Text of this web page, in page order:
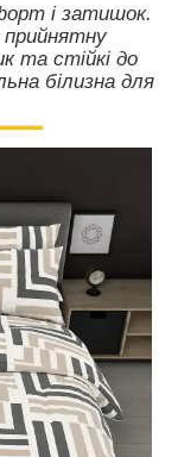
і затишок.
прийнятну
та стійкі до
білизна для